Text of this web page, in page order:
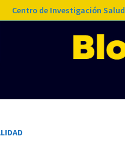
Centro de Investigación